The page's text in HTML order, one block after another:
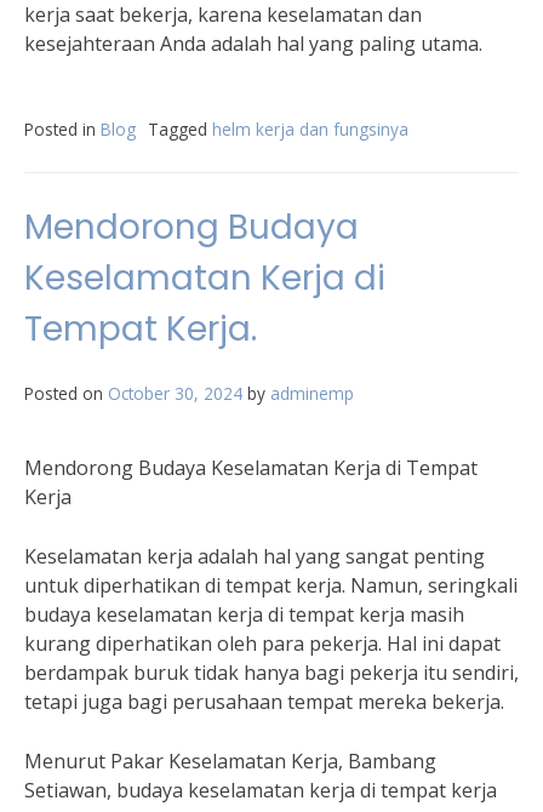
kerja saat bekerja, karena keselamatan dan
kesejahteraan Anda adalah hal yang paling utama.
Posted in Blog Tagged helm kerja dan fungsinya
Mendorong Budaya
Keselamatan Kerja di
Tempat Kerja.
Posted on October 30, 2024 by adminemp
Mendorong Budaya Keselamatan Kerja di Tempat
Kerja
Keselamatan kerja adalah hal yang sangat penting
untuk diperhatikan di tempat kerja. Namun, seringkali
budaya keselamatan kerja di tempat kerja masih
kurang diperhatikan oleh para pekerja. Hal ini dapat
berdampak buruk tidak hanya bagi pekerja itu sendiri,
tetapi juga bagi perusahaan tempat mereka bekerja.
Menurut Pakar Keselamatan Kerja, Bambang
Setiawan, budaya keselamatan kerja di tempat kerja